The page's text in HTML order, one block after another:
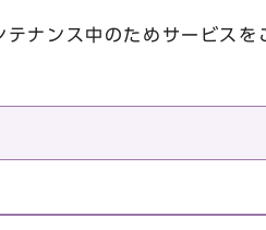
ナンス中のためサービスを